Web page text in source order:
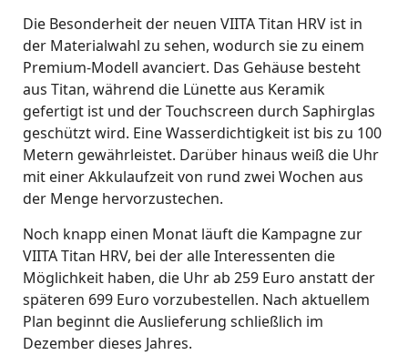
Die Besonderheit der neuen VIITA Titan HRV ist in
der Materialwahl zu sehen, wodurch sie zu einem
Premium-Modell avanciert. Das Gehäuse besteht
aus Titan, während die Lünette aus Keramik
gefertigt ist und der Touchscreen durch Saphirglas
geschützt wird. Eine Wasserdichtigkeit ist bis zu 100
Metern gewährleistet. Darüber hinaus weiß die Uhr
mit einer Akkulaufzeit von rund zwei Wochen aus
der Menge hervorzustechen.
Noch knapp einen Monat läuft die Kampagne zur
VIITA Titan HRV, bei der alle Interessenten die
Möglichkeit haben, die Uhr ab 259 Euro anstatt der
späteren 699 Euro vorzubestellen. Nach aktuellem
Plan beginnt die Auslieferung schließlich im
Dezember dieses Jahres.